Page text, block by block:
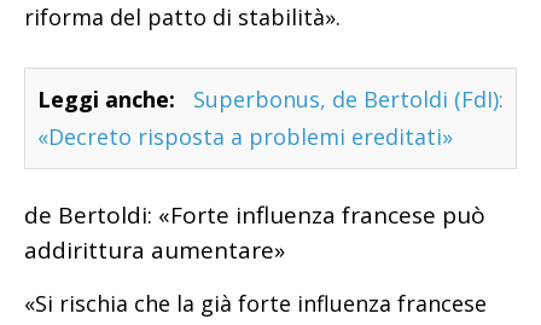
riforma del patto di stabilità».
Leggi anche:
Superbonus, de Bertoldi (FdI):
«Decreto risposta a problemi ereditati»
de Bertoldi: «Forte influenza francese può
addirittura aumentare»
«Si rischia che la già forte influenza francese